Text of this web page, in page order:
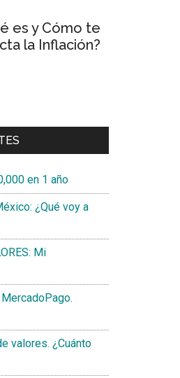
es y Cómo te
la Inflación?
en 1 año
¿Qué voy a
Mi
valores. ¿Cuánto